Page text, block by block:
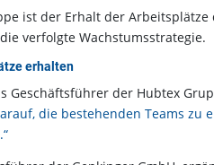
ist der Erhalt der
verfolgte Wachstumsstrategie.
erhalten
Geschäftsführer der Hubtex
die bestehenden Teams